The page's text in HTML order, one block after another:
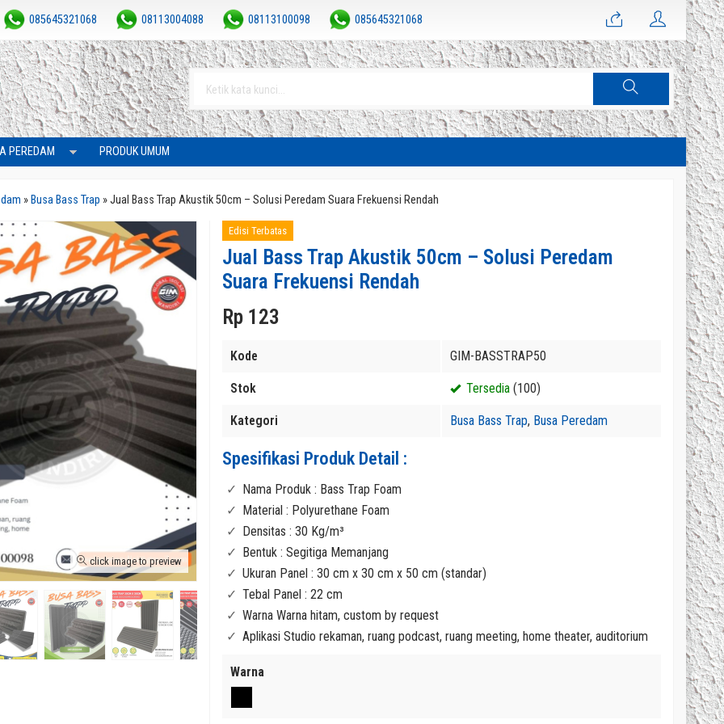
085645321068 08113004088 08113100098 085645321068
PEREDAM PRODUK UMUM
» Busa Bass Trap »Jual Bass Trap Akustik 50cm – Solusi Peredam Suara Frekuensi Rendah
click image to preview
Edisi Terbatas
Jual Bass Trap Akustik 50cm – Solusi Peredam
Suara Frekuensi Rendah
Rp 123
Kode GIM-BASSTRAP50
Stok Tersedia(100)
Kategori Busa Bass Trap, Busa Peredam
Spesifikasi Produk Detail :
Nama Produk : Bass Trap Foam
Material : Polyurethane Foam
Densitas : 30 Kg/m³
Bentuk : Segitiga Memanjang
Ukuran Panel : 30 cm x 30 cm x 50 cm (standar)
Tebal Panel : 22 cm
Warna Warna hitam, custom by request
Aplikasi Studio rekaman, ruang podcast, ruang meeting, home theater, auditorium
Warna
D80 Harga
Hemat
Karpet Glasswool Tebal 50 mm Terbaik
Lapisan Aluminium Foil Tahan Panas
Rp 35.000
Rp 45.000
Tersedia/ GIM-GLSWBLANKET
Gypsum Akustik 9mm 60×60 cm Best
Quality Harga Murah Malang – Panel
Peredam Suara Modern
Tersedia